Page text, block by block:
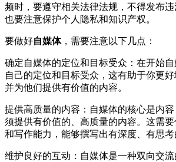
频时，要遵守相关法律法规，不得发布
也要注意保护个人隐私和知识产权。
要做好自媒体，需要注意以下几点：
确定自媒体的定位和目标受众：在开始
自己的定位和目标受众，这有助于你更好
并为他们提供有价值的内容。
提供高质量的内容：自媒体的核心是内
须提供有价值的、高质量的内容。这需
和写作能力，能够撰写出有深度、有思考
维护良好的互动：自媒体是一种双向交